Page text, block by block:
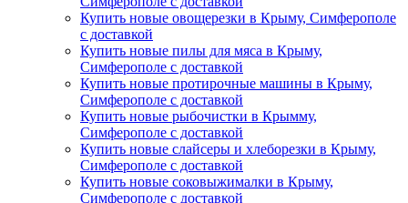
Купить новые овощерезки в Крыму, Симферополе
с доставкой
Купить новые пилы для мяса в Крыму,
Симферополе с доставкой
Купить новые протирочные машины в Крыму,
Симферополе с доставкой
Купить новые рыбочистки в Крымму,
Симферополе с доставкой
Купить новые слайсеры и хлеборезки в Крыму,
Симферополе с доставкой
Купить новые соковыжималки в Крыму,
Симферополе с доставкой